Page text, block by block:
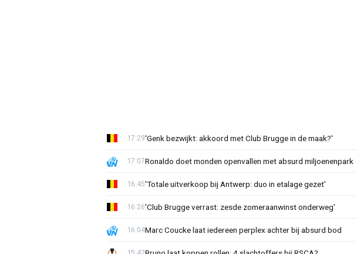
'Genk bezwijkt: akkoord met Club Brugge in de maak?'
17:29
Ronaldo doet monden openvallen met absurd miljoenenpark
17:07
'Totale uitverkoop bij Antwerp: duo in etalage gezet'
16:45
'Club Brugge verrast: zesde zomeraanwinst onderweg'
16:26
Marc Coucke laat iedereen perplex achter bij absurd bod
16:04